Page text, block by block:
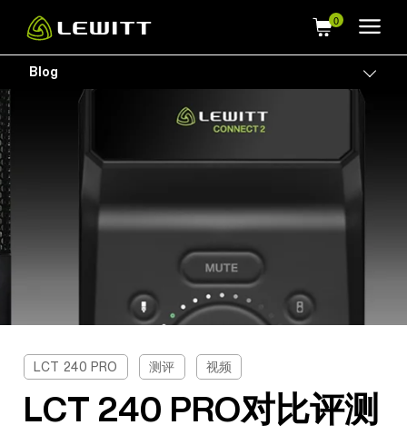
main
content
Blog
LCT 240 PRO 测评 视频
LCT 240 PRO对比评测